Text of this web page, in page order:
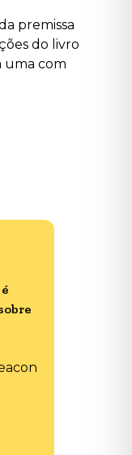
premissa
do livro
uma com